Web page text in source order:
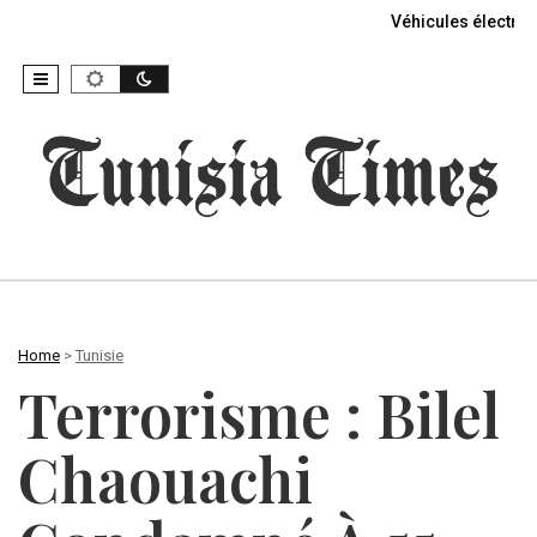
Véhicules
Home > Tunisie
Terrorisme : Bilel
Chaouachi